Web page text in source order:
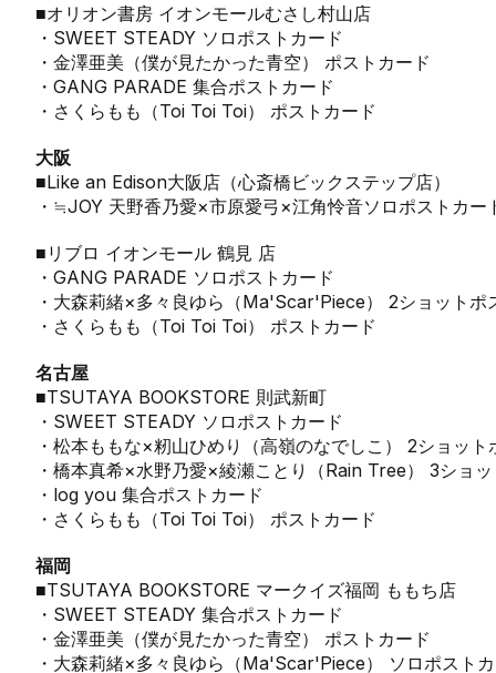
■オリオン書房 イオンモールむさし村山店
・SWEET STEADY ソロポストカード
・金澤亜美（僕が見たかった青空） ポストカード
・GANG PARADE 集合ポストカード
・さくらもも（Toi Toi Toi） ポストカード
大阪
■Like an Edison大阪店（心斎橋ビックステップ店）
・≒JOY 天野香乃愛×市原愛弓×江角怜音ソロポストカー
■リブロ イオンモール 鶴見 店
・GANG PARADE ソロポストカード
・大森莉緒×多々良ゆら（Ma'Scar'Piece） 2ショットポ
・さくらもも（Toi Toi Toi） ポストカード
名古屋
■TSUTAYA BOOKSTORE 則武新町
・SWEET STEADY ソロポストカード
・松本ももな×籾山ひめり（高嶺のなでしこ） 2ショット
・橋本真希×水野乃愛×綾瀬ことり（Rain Tree） 3ショ
・log you 集合ポストカード
・さくらもも（Toi Toi Toi） ポストカード
福岡
■TSUTAYA BOOKSTORE マークイズ福岡 ももち店
・SWEET STEADY 集合ポストカード
・金澤亜美（僕が見たかった青空） ポストカード
・大森莉緒×多々良ゆら（Ma'Scar'Piece） ソロポスト